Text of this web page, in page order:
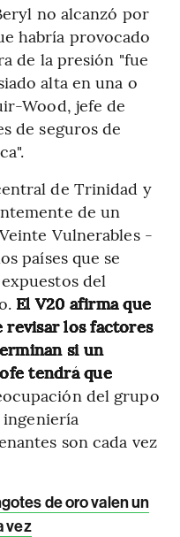
no alcanzó por
habría provocado
de la presión "fue
alta en una o
Wood, jefe de
de seguros de
de Trinidad y
de un
Vulnerables -
países que se
del
El V20 afirma que
revisar los factores
si un
tendrá que
del grupo
ingeniería
son cada vez
de oro valen un
vez